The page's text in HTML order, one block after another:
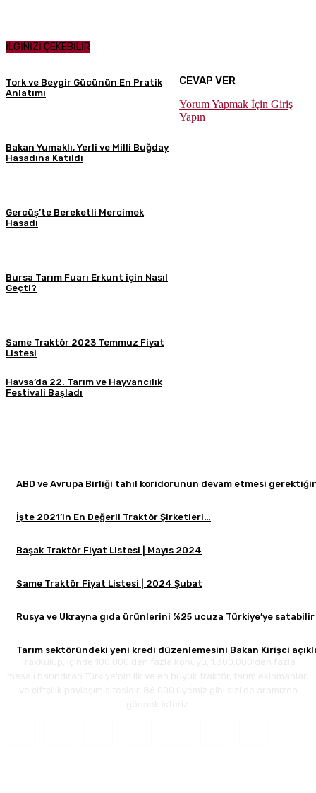
İLGİNİZİ ÇEKEBİLİR
Tork ve Beygir Gücünün En Pratik
Anlatımı
Bakan Yumaklı, Yerli ve Milli Buğday
Hasadına Katıldı
Gercüş’te Bereketli Mercimek
Hasadı
Bursa Tarım Fuarı Erkunt için Nasıl
Geçti?
Same Traktör 2023 Temmuz Fiyat
Listesi
Havsa’da 22. Tarım ve Hayvancılık
Festivali Başladı
CEVAP VER
Yorum Yapmak İçin Giriş
Yapın
ABD ve Avrupa Birliği tahıl koridorunun devam etmesi
İşte 2021’in En Değerli Traktör Şirketleri…
Başak Traktör Fiyat Listesi | Mayıs 2024
Same Traktör Fiyat Listesi | 2024 Şubat
Rusya ve Ukrayna gıda ürünlerini %25 ucuza Türkiye’ye satabilir
Tarım sektöründeki yeni kredi düzenlemesini Bakan Kirişci